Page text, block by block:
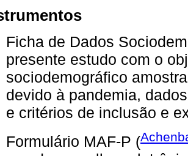
Ficha de Dados
presente estudo com o
sociodemográfico
devido à pandemia,
e critérios de inclusão e
Formulário MAF-P (